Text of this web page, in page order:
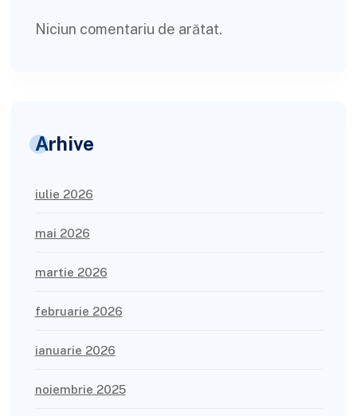
Niciun comentariu de arătat.
Arhive
iulie 2026
mai 2026
martie 2026
februarie 2026
ianuarie 2026
noiembrie 2025